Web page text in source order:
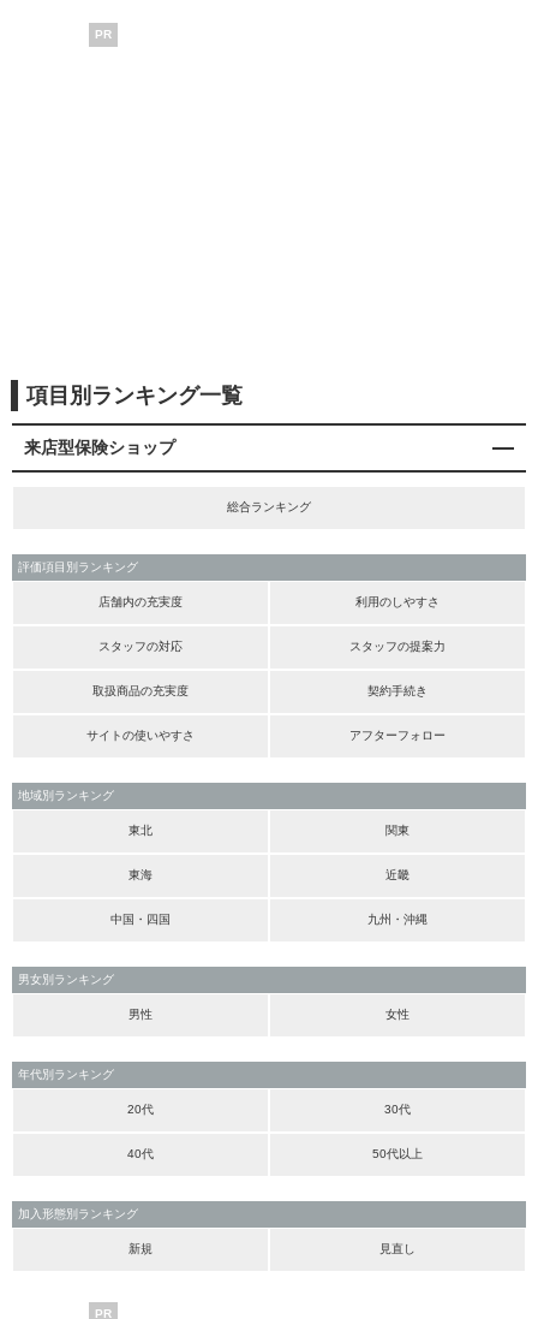
PR
項目別ランキング一覧
来店型保険ショップ
総合ランキング
評価項目別ランキング
店舗内の充実度 利用のしやすさ
スタッフの対応 スタッフの提案力
取扱商品の充実度 契約手続き
サイトの使いやすさ アフターフォロー
地域別ランキング
東北 関東
東海 近畿
中国・四国 九州・沖縄
男女別ランキング
男性 女性
年代別ランキング
20代 30代
40代 50代以上
加入形態別ランキング
新規 見直し
PR